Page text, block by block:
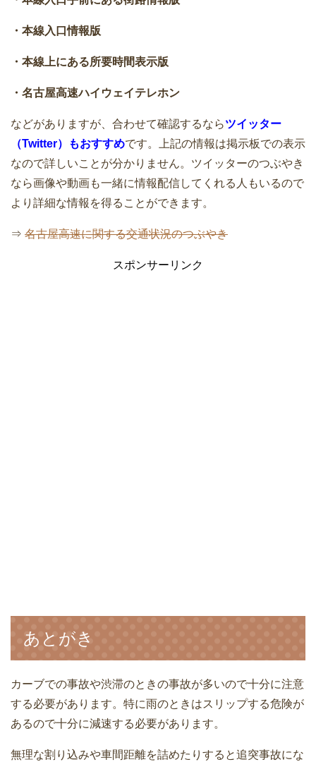
・本線入口情報版
・本線上にある所要時間表示版
・名古屋高速ハイウェイテレホン
などがありますが、合わせて確認するならツイッター
（Twitter）もおすすめです。上記の情報は掲示板での表示
なので詳しいことが分かりません。ツイッターのつぶやき
なら画像や動画も一緒に情報配信してくれる人もいるので
より詳細な情報を得ることができます。
⇒ 名古屋高速に関する交通状況のつぶやき
スポンサーリンク
あとがき
カーブでの事故や渋滞のときの事故が多いので十分に注意
する必要があります。特に雨のときはスリップする危険が
あるので十分に減速する必要があります。
無理な割り込みや車間距離を詰めたりすると追突事故にな